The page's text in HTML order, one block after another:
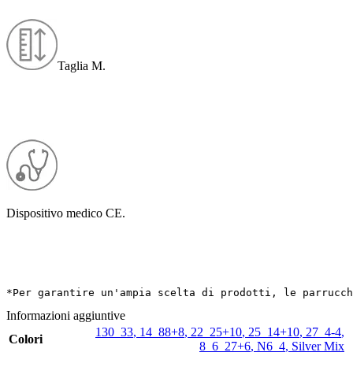
Taglia M.
Dispositivo medico CE.
*Per garantire un'ampia scelta di prodotti, le
Informazioni aggiuntive
Colori
130_33, 14_88+8, 22_25+10, 25_14+10, 27_4-4,
8_6_27+6, N6_4, Silver Mix